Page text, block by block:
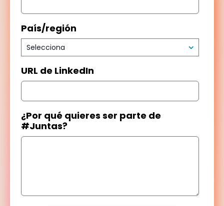
País/región
URL de LinkedIn
¿Por qué quieres ser parte de
#Juntas?